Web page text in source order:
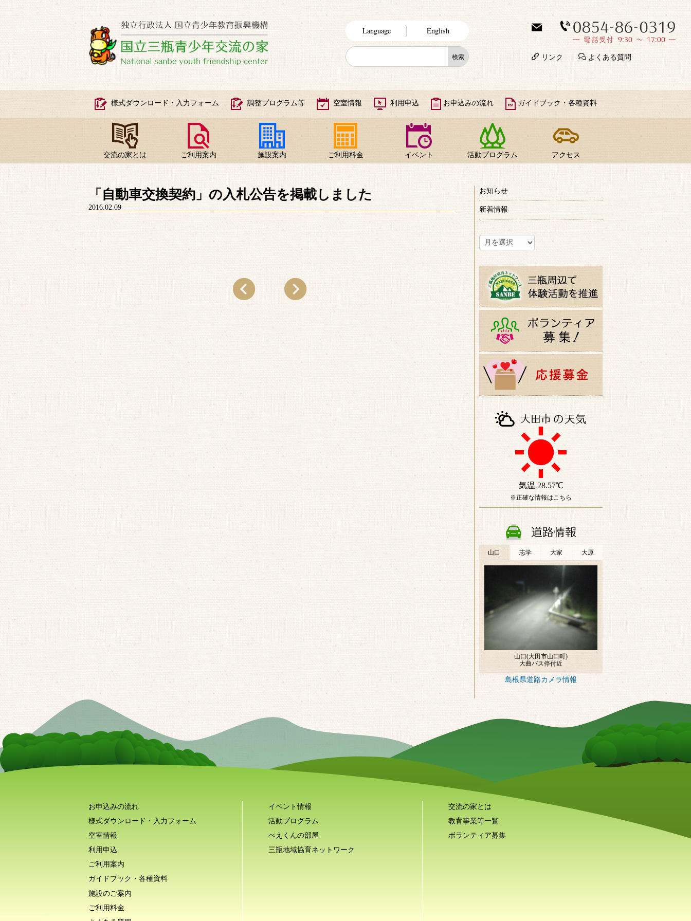
Language English
リンク よくある質問
様式ダウンロード・入力フォーム 調整プログラム等 空室情報 利用申込 お申込みの流れ ガイドブック・各種資料
交流の家とは ご利用案内 施設案内 ご利用料金 イベント 活動プログラム アクセス
「自動車交換契約」の入札公告を掲載しました
2016.02.09
お知らせ
新着情報
島根県道路カメラ情報
お申込みの流れ
様式ダウンロード・入力フォーム
空室情報
利用申込
ご利用案内
ガイドブック・各種資料
施設のご案内
ご利用料金
イベント情報
活動プログラム
べえくんの部屋
三瓶地域協育ネットワーク
交流の家とは
教育事業等一覧
ボランティア募集